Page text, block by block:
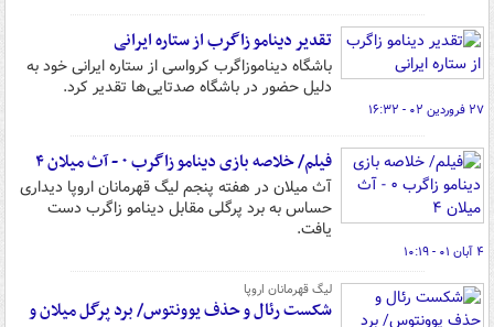
تقدیر دینامو زاگرب از ستاره ایرانی
باشگاه دیناموزاگرب کرواسی از ستاره ایرانی خود به
دلیل حضور در باشگاه صدتایی‌ها تقدیر کرد.
۲۷ فروردین ۰۲ - ۱۶:۳۲
فیلم/ خلاصه بازی دینامو زاگرب ۰ - آث میلان ۴
آث میلان در هفته پنجم لیگ قهرمانان اروپا دیداری
حساس به برد پرگلی مقابل دینامو زاگرب دست
یافت.
۴ آبان ۰۱ - ۱۰:۱۹
لیگ قهرمانان اروپا
شکست رئال و حذف یوونتوس/ برد پرگل میلان و